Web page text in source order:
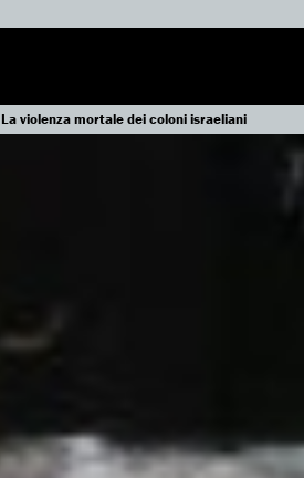
La violenza mortale dei coloni israeliani